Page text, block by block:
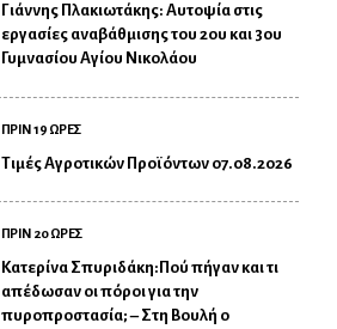
Γιάννης Πλακιωτάκης: Αυτοψία στις
εργασίες αναβάθμισης του 2ου και 3ου
Γυμνασίου Αγίου Νικολάου
ΠΡΙΝ 19 ΩΡΕΣ
Τιμές Αγροτικών Προϊόντων 07.08.2026
ΠΡΙΝ 20 ΩΡΕΣ
Κατερίνα Σπυριδάκη:Πού πήγαν και τι
απέδωσαν οι πόροι για την
πυροπροστασία; – Στη Βουλή ο